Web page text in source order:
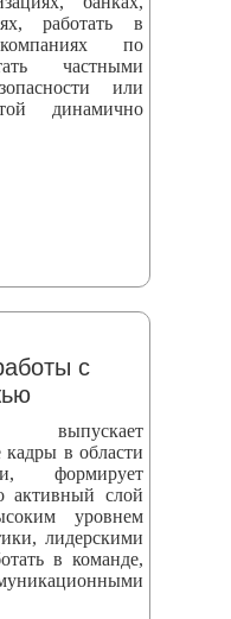
работать в
компаниях по
частными
или
динамично
с
кадры в области
формирует
активный слой
уровнем
лидерскими
в команде,